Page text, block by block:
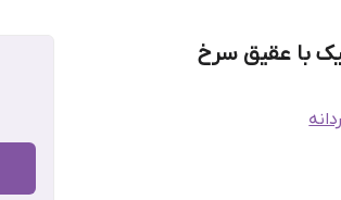
با عقیق سرخ